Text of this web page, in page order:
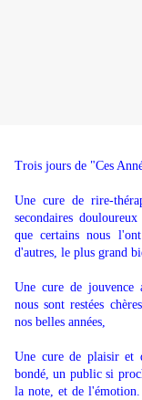
Trois jours de "Ces
Une cure de rire-
secondaires
que certains nous
d'autres, le plus grand
Une cure de jouvence
nous sont restées
nos belles années,
Une cure de plaisir et
bondé, un public si
la note, et de l'émotion.